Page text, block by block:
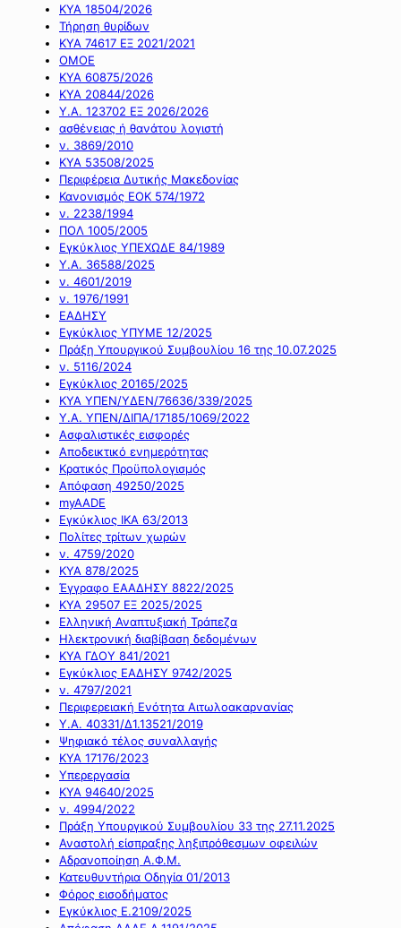
ΚΥΑ 18504/2026
Τήρηση θυρίδων
ΚΥΑ 74617 ΕΞ 2021/2021
ΟΜΟΕ
ΚΥΑ 60875/2026
ΚΥΑ 20844/2026
Υ.Α. 123702 ΕΞ 2026/2026
ασθένειας ή θανάτου λογιστή
ν. 3869/2010
ΚΥΑ 53508/2025
Περιφέρεια Δυτικής Μακεδονίας
Κανονισμός ΕΟΚ 574/1972
ν. 2238/1994
ΠΟΛ 1005/2005
Εγκύκλιος ΥΠΕΧΩΔΕ 84/1989
Υ.Α. 36588/2025
ν. 4601/2019
ν. 1976/1991
ΕΑΔΗΣΥ
Εγκύκλιος ΥΠΥΜΕ 12/2025
Πράξη Υπουργικού Συμβουλίου 16 της 10.07.2025
ν. 5116/2024
Εγκύκλιος 20165/2025
ΚΥΑ ΥΠΕΝ/ΥΔΕΝ/76636/339/2025
Υ.Α. ΥΠΕΝ/ΔΙΠΑ/17185/1069/2022
Ασφαλιστικές εισφορές
Αποδεικτικό ενημερότητας
Κρατικός Προϋπολογισμός
Απόφαση 49250/2025
myAADE
Εγκύκλιος ΙΚΑ 63/2013
Πολίτες τρίτων χωρών
ν. 4759/2020
ΚΥΑ 878/2025
Έγγραφο ΕΑΑΔΗΣΥ 8822/2025
ΚΥΑ 29507 ΕΞ 2025/2025
Ελληνική Αναπτυξιακή Τράπεζα
Ηλεκτρονική διαβίβαση δεδομένων
ΚΥΑ ΓΔΟΥ 841/2021
Εγκύκλιος ΕΑΔΗΣΥ 9742/2025
ν. 4797/2021
Περιφερειακή Ενότητα Αιτωλοακαρνανίας
Υ.Α. 40331/Δ1.13521/2019
Ψηφιακό τέλος συναλλαγής
ΚΥΑ 17176/2023
Υπερεργασία
ΚΥΑ 94640/2025
ν. 4994/2022
Πράξη Υπουργικού Συμβουλίου 33 της 27.11.2025
Αναστολή είσπραξης ληξιπρόθεσμων οφειλών
Αδρανοποίηση Α.Φ.Μ.
Κατευθυντήρια Οδηγία 01/2013
Φόρος εισοδήματος
Εγκύκλιος Ε.2109/2025